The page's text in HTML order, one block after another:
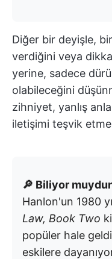
Diğer bir deyişle,
verdiğini veya
yerine, sadece
olabileceğini
zihniyet, yanlış
iletişimi teşvik
🔎 Biliyor
Hanlon'un 1980
Law, Book Two
popüler hale
eskilere